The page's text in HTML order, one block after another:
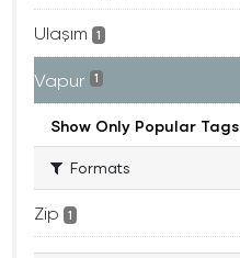
Ulaşım 1
Vapur 1
Show Only Popular Tags
Formats
Zip 1